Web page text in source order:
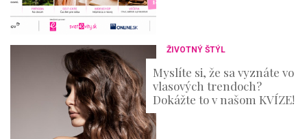
ŽIVOTNÝ ŠTÝL
Myslíte si, že sa vyznáte vo
vlasových trendoch?
Dokážte to v našom KVÍZE!